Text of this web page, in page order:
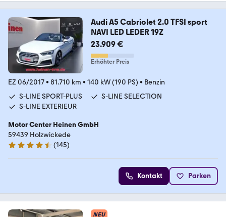
Audi A5 Cabriolet 2.0 TFSI sport
NAVI LED LEDER 19Z
23.909 €
Erhöhter Preis
EZ 06/2017• 81.710 km • 140 kW (190 PS) • Benzin
S-LINE SPORT-PLUS
S-LINE SELECTION
S-LINE EXTERIEUR
Motor Center Heinen GmbH
59439 Holzwickede
4.5 Sterne
(145)
Kontakt Parken
NEU